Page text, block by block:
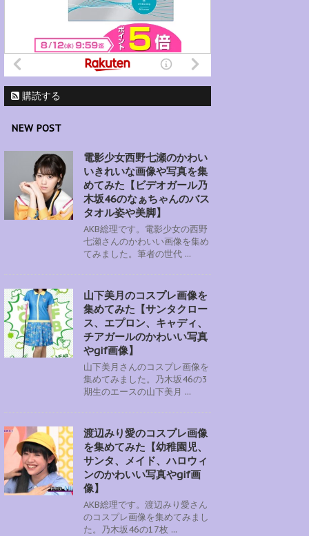
購読する
NEW POST
電影少女西野七瀬のかわい
いきれいな画像や写真を集
めてみた【ビデオガール乃
木坂46のなぁちゃんのバス
タオル姿や美脚】
AKB総理です。電影少女の西野
七瀬さんのかわいい画像を集め
てみました。筆者の世代 ...
山下美月のコスプレ画像を
集めてみた【サンタクロー
ス、エプロン、キャディ、
チアガールのかわいい写真
やgif画像】
山下美月さんのコスプレ画像を
集めてみました。乃木坂46の3
期生のエースの山下美月 ...
渡辺みり愛のコスプレ画像
を集めてみた【幼稚園児、
サンタ、メイド、ハロウィ
ンのかわいい写真やgif画
像】
AKB総理です。渡辺みり愛さん
のコスプレ画像を集めてみまし
た。乃木坂46の17枚 ...